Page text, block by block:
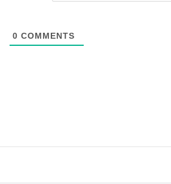
0 COMMENTS